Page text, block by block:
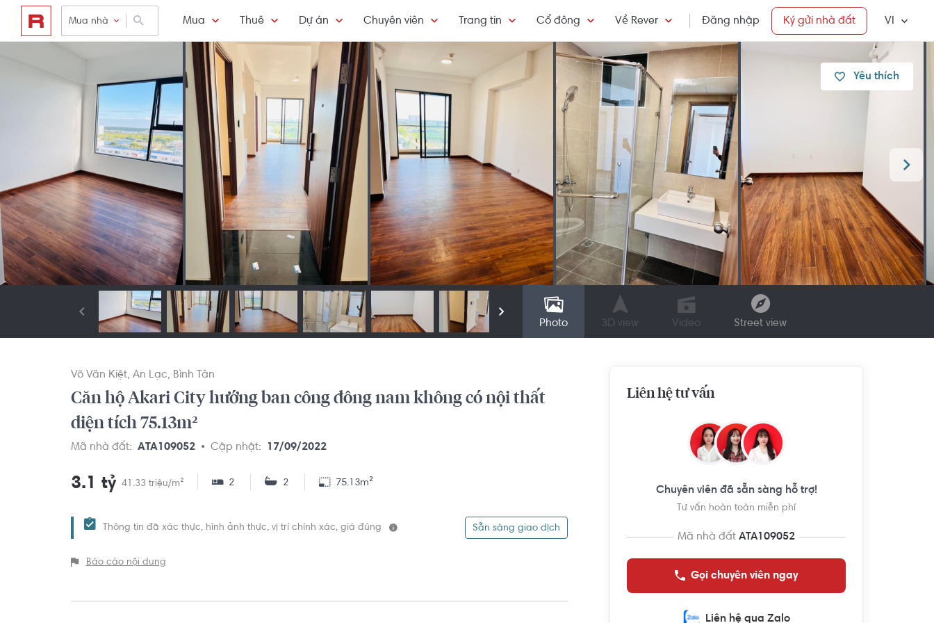
Mua nhà Mua Thuê Dự án Chuyên viên Trang tin Cổ đông Về Rever Đăng nhập Ký gửi nhà đất VI
Yêu thích
Photo 3D view Video Street view
Võ Văn Kiệt An Lạc Bình Tân
Căn hộ Akari City hướng ban công đông nam không có nội thất
diện tích 75.13m²
Mã nhà đất: ATA109052 Cập nhật: 17/09/2022
3.1 tỷ 41.33 triệu/m² 2 2 75.13m²
Thông tin đã xác thực, hình ảnh thực, vị trí chính xác, giá đúng Sẵn sàng giao dịch
Báo cáo nội dung
Liên hệ tư vấn
Chuyên viên đã sẵn sàng hỗ trợ!
Tư vấn hoàn toàn miễn phí
Mã nhà đất ATA109052
Gọi chuyên viên ngay
Liên hệ qua Zalo